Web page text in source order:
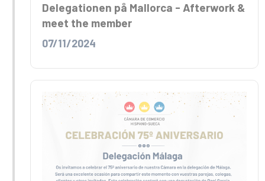
Delegationen på Mallorca - Afterwork &
meet the member
07/11/2024